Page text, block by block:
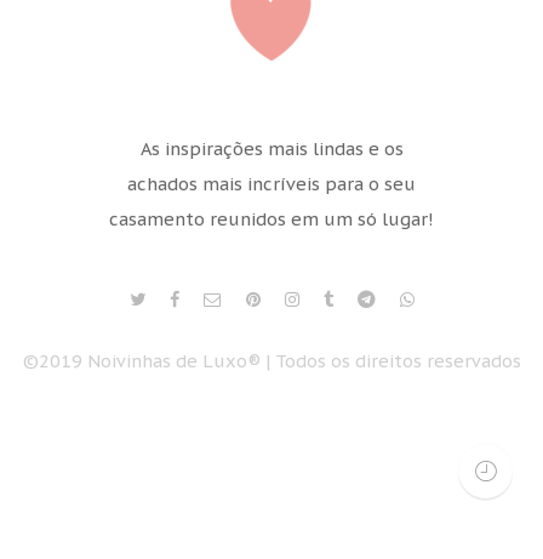
As inspirações mais lindas e os
achados mais incríveis para o seu
casamento reunidos em um só lugar!
©2019 Noivinhas de Luxo® | Todos os direitos reservados